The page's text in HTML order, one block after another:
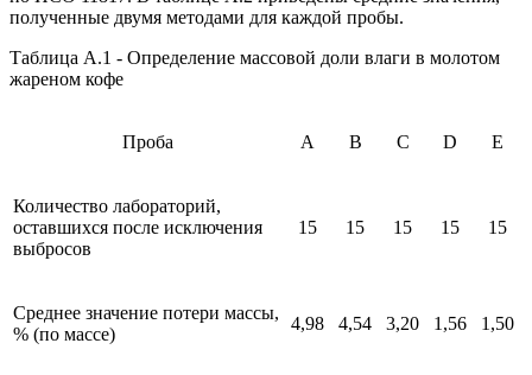
полученные двумя методами для каждой пробы.
Таблица А.1 - Определение массовой доли влаги в молотом
жареном кофе
Проба А В С D Е
Количество лабораторий,
оставшихся после исключения
выбросов
15 15 15 15 15
Среднее значение потери массы,
% (по массе)
4,98 4,54 3,20 1,56 1,50